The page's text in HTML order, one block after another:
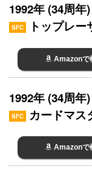
1992年 (34周年)
SFC トップレー
Amazonで
1992年 (34周年)
SFC カードマス
Amazonで